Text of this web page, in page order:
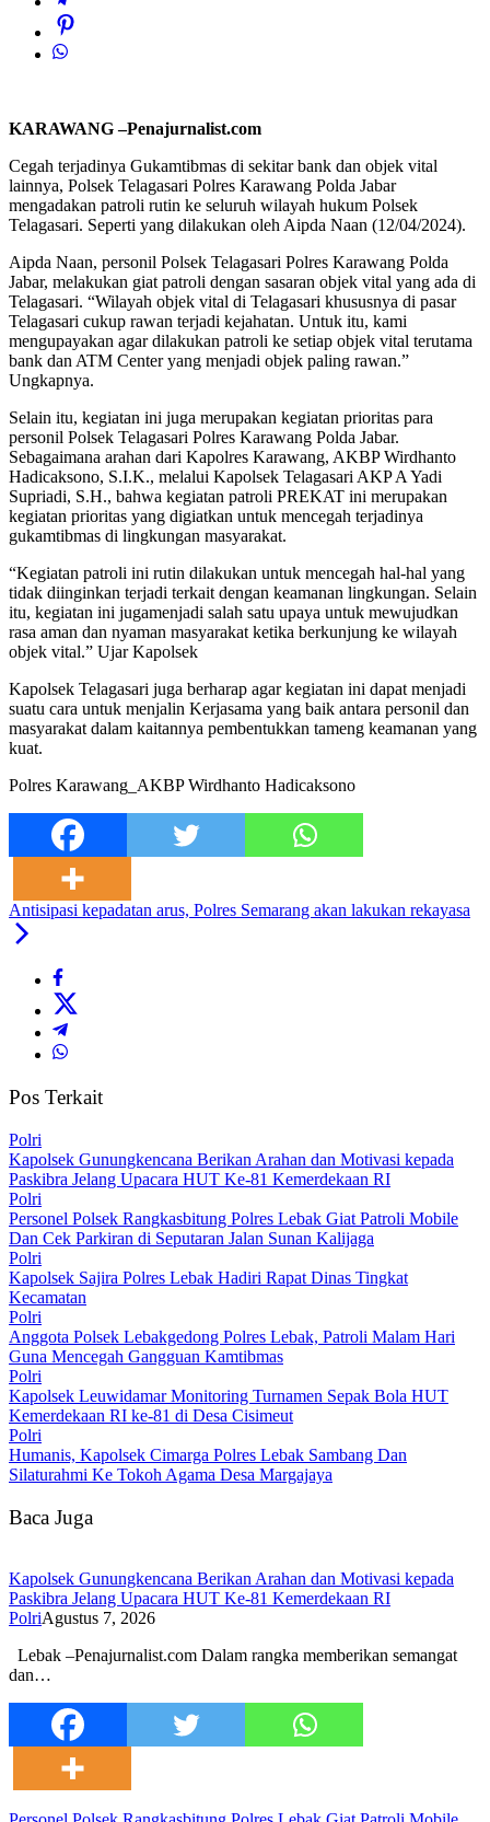
KARAWANG –Penajurnalist.com
Cegah terjadinya Gukamtibmas di sekitar bank dan objek vital
lainnya, Polsek Telagasari Polres Karawang Polda Jabar
mengadakan patroli rutin ke seluruh wilayah hukum Polsek
Telagasari. Seperti yang dilakukan oleh Aipda Naan (12/04/2024).
Aipda Naan, personil Polsek Telagasari Polres Karawang Polda
Jabar, melakukan giat patroli dengan sasaran objek vital yang ada di
Telagasari. “Wilayah objek vital di Telagasari khususnya di pasar
Telagasari cukup rawan terjadi kejahatan. Untuk itu, kami
mengupayakan agar dilakukan patroli ke setiap objek vital terutama
bank dan ATM Center yang menjadi objek paling rawan.”
Ungkapnya.
Selain itu, kegiatan ini juga merupakan kegiatan prioritas para
personil Polsek Telagasari Polres Karawang Polda Jabar.
Sebagaimana arahan dari Kapolres Karawang, AKBP Wirdhanto
Hadicaksono, S.I.K., melalui Kapolsek Telagasari AKP A Yadi
Supriadi, S.H., bahwa kegiatan patroli PREKAT ini merupakan
kegiatan prioritas yang digiatkan untuk mencegah terjadinya
gukamtibmas di lingkungan masyarakat.
“Kegiatan patroli ini rutin dilakukan untuk mencegah hal-hal yang
tidak diinginkan terjadi terkait dengan keamanan lingkungan. Selain
itu, kegiatan ini jugamenjadi salah satu upaya untuk mewujudkan
rasa aman dan nyaman masyarakat ketika berkunjung ke wilayah
objek vital.” Ujar Kapolsek
Kapolsek Telagasari juga berharap agar kegiatan ini dapat menjadi
suatu cara untuk menjalin Kerjasama yang baik antara personil dan
masyarakat dalam kaitannya pembentukkan tameng keamanan yang
kuat.
Polres Karawang_AKBP Wirdhanto Hadicaksono
Antisipasi kepadatan arus, Polres Semarang akan lakukan rekayasa
Pos Terkait
Polri
‎Kapolsek Gunungkencana Berikan Arahan dan Motivasi kepada
Paskibra Jelang Upacara HUT Ke-81 Kemerdekaan RI
Polri
Personel Polsek Rangkasbitung Polres Lebak Giat Patroli Mobile
Dan Cek Parkiran di Seputaran Jalan Sunan Kalijaga
Polri
Kapolsek Sajira Polres Lebak Hadiri Rapat Dinas Tingkat
Kecamatan
Polri
Anggota Polsek Lebakgedong Polres Lebak, Patroli Malam Hari
Guna Mencegah Gangguan Kamtibmas
Polri
Kapolsek Leuwidamar Monitoring Turnamen Sepak Bola HUT
Kemerdekaan RI ke-81 di Desa Cisimeut
Polri
Humanis, Kapolsek Cimarga Polres Lebak Sambang Dan
Silaturahmi Ke Tokoh Agama Desa Margajaya
Baca Juga
‎Kapolsek Gunungkencana Berikan Arahan dan Motivasi kepada
Paskibra Jelang Upacara HUT Ke-81 Kemerdekaan RI
PolriAgustus 7, 2026
‎Lebak –Penajurnalist.com Dalam rangka memberikan semangat
dan…